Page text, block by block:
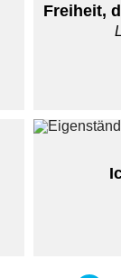
Freiheit,